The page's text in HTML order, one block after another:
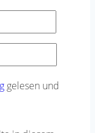
gelesen und